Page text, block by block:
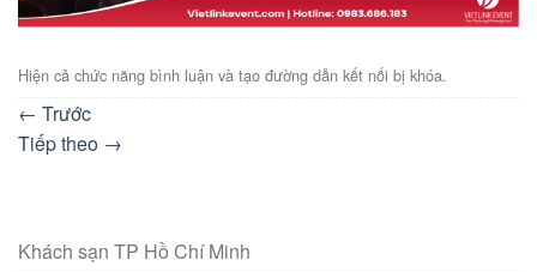
Hiện cả chức năng bình luận và tạo đường dẫn kết nối bị khóa.
← Trước
Tiếp theo →
Khách sạn TP Hồ Chí Minh